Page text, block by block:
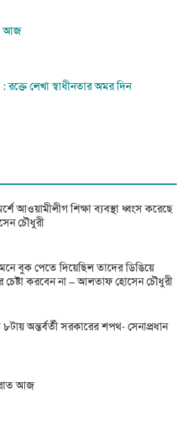
আজ
লেখা স্বাধীনতার অমর দিন
আওয়ামীলীগ শিক্ষা ব্যবস্থা ধ্বংস করেছে
চৌধুরী
বুক পেতে দিয়েছিল তাদের ডিঙিয়ে
চেষ্টা করবেন না – আলতাফ হোসেন চৌধুরী
অন্তর্বর্তী সরকারের শপথ- সেনাপ্রধান
আজ